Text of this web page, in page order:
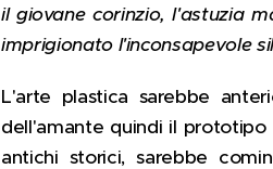
il giovane corinzio, l'astuzia
imprigionato l'inconsapevole
L'arte plastica sarebbe
dell'amante quindi il prototipo
antichi storici, sarebbe